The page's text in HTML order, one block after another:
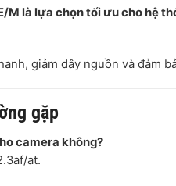
M là lựa chọn tối ưu cho hệ
giảm dây nguồn và đảm
gặp
camera không?
at.